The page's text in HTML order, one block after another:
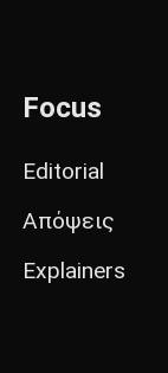
Focus
Editorial
Απόψεις
Explainers